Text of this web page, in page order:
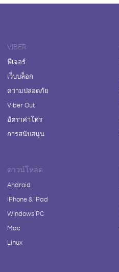
VIBER
ฟีเจอร์
เว็บบล็อก
ความปลอดภัย
Viber Out
อัตราค่าโทร
การสนับสนุน
ดาวน์โหลด
Android
iPhone & iPad
Windows PC
Mac
Linux